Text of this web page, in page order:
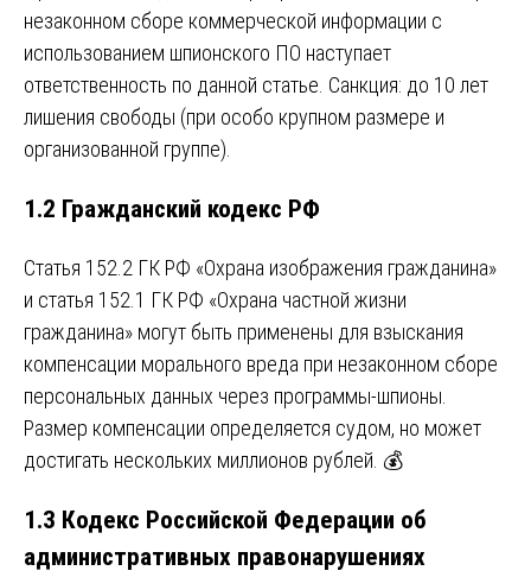
незаконном сборе коммерческой информации с
использованием шпионского ПО наступает
ответственность по данной статье. Санкция: до 10 лет
лишения свободы (при особо крупном размере и
организованной группе).
1.2 Гражданский кодекс РФ
Статья 152.2 ГК РФ «Охрана изображения гражданина»
и статья 152.1 ГК РФ «Охрана частной жизни
гражданина» могут быть применены для взыскания
компенсации морального вреда при незаконном сборе
персональных данных через программы-шпионы.
Размер компенсации определяется судом, но может
достигать нескольких миллионов рублей. 💰
1.3 Кодекс Российской Федерации об
административных правонарушениях